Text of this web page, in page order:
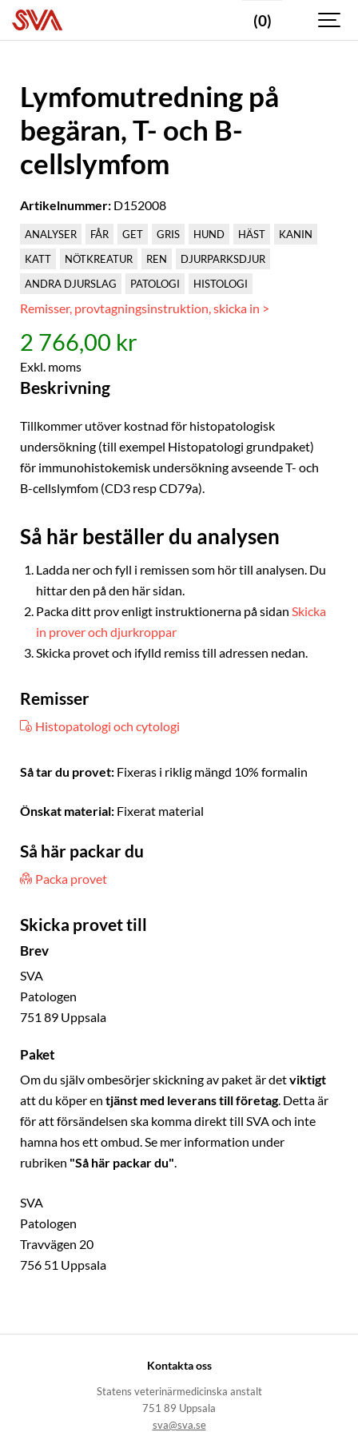
(0)
Lymfomutredning på
begäran, T- och B-
cellslymfom
Artikelnummer: D152008
ANALYSER FÅR GET GRIS HUND HÄST
KANIN
KATT
NÖTKREATUR REN
DJURPARKSDJUR
ANDRA DJURSLAG
PATOLOGI HISTOLOGI
Remisser, provtagningsinstruktion, skicka in >
2 766,00 kr
Exkl. moms
Beskrivning
Tillkommer utöver kostnad för histopatologisk
undersökning (till exempel Histopatologi grundpaket)
för immunohistokemisk undersökning avseende T- och
B-cellslymfom (CD3 resp CD79a).
Så här beställer du analysen
Ladda ner och fyll i remissen som hör till analysen. Du
hittar den på den här sidan.
Packa ditt prov enligt instruktionerna på sidan Skicka
in prover och djurkroppar
Skicka provet och ifylld remiss till adressen nedan.
Remisser
Histopatologi och cytologi
Så tar du provet: Fixeras i riklig mängd 10% formalin
Önskat material: Fixerat material
Så här packar du
Packa provet
Skicka provet till
Brev
SVA
Patologen
751 89 Uppsala
Paket
Om du själv ombesörjer skickning av paket är detviktigt
att du köper en tjänst med leverans till företag. Detta är
för att försändelsen ska komma direkt till SVA och inte
hamna hos ett ombud. Se mer information under
rubriken "Så här packar du".
SVA
Patologen
Travvägen 20
756 51 Uppsala
Kontakta oss
Statens veterinärmedicinska anstalt
751 89 Uppsala
sva@sva.se